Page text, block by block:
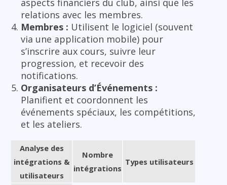
relations avec les membres.
Membres : Utilisent le logiciel (souvent
via une application mobile) pour
s’inscrire aux cours, suivre leur
progression, et recevoir des
notifications.
Organisateurs d’Événements :
Planifient et coordonnent les
événements spéciaux, les compétitions,
et les ateliers.
Analyse des
intégrations &
utilisateurs
Nombre
intégrations
Types utilisateurs